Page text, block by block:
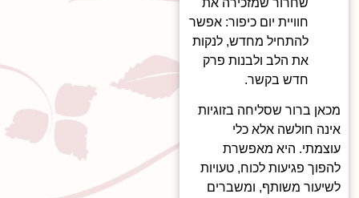
חוויית יום כיפור: אפשר
להתחיל מחדש, לנקות
את הלב ולבנות פרק
חדש בקשר.
מכאן ברור שסליחה בזוגיות
אינה חולשה אלא כלי
עוצמתי. היא מאפשרת
להפוך פגיעות לכוח, טעויות
לשיעור משותף, ומשברים